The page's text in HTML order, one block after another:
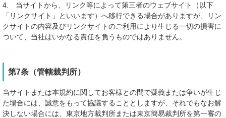
4. 当サイトから、リンク等によって第三者のウェブサイト（以下
「リンクサイト」といいます）へ移行できる場合がありますが、リン
クサイトの内容及びリンクサイトのご利用により生じる一切の損害に
ついて、当社はいかなる責任を負うものではありません。
第7条（管轄裁判所）
当サイトまたは本規約に関してお客様との間で疑義または争いが生じ
た場合には、誠意をもって協議することとしますが、それでもなお解
決しない場合には、東京地方裁判所または東京簡易裁判所を第一審の